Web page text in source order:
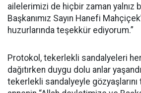
ailelerimizi de hiçbir zaman yalnız
Başkanımız Sayın Hanefi
huzurlarında teşekkür ediyorum.”
Protokol, tekerlekli sandalyeleri
dağıtırken duygu dolu anlar
tekerlekli sandalyeyle